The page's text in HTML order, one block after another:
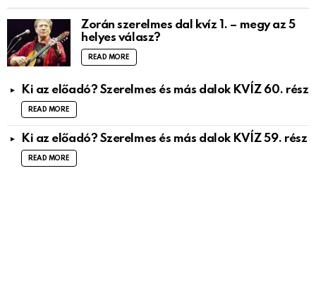
Zorán szerelmes dal kvíz 1. – megy az 5
helyes válasz?
READ MORE
Ki az előadó? Szerelmes és más dalok KVÍZ 60. rész
READ MORE
Ki az előadó? Szerelmes és más dalok KVÍZ 59. rész
READ MORE